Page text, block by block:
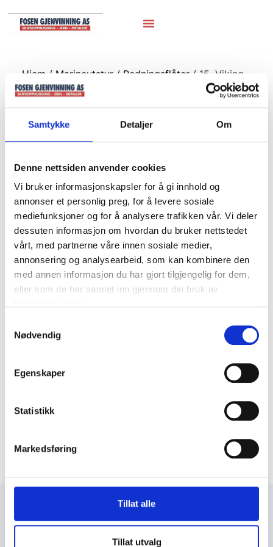
Samtykke Detaljer Om
Denne nettsiden anvender cookies
Vi bruker informasjonskapsler for å gi innhold og
annonser et personlig preg, for å levere sosiale
mediefunksjoner og for å analysere trafikken vår. Vi deler
dessuten informasjon om hvordan du bruker nettstedet
vårt, med partnerne våre innen sosiale medier,
annonsering og analysearbeid, som kan kombinere den
med annen informasjon du har gjort tilgjengelig for dem,
eller som de har samlet inn gjennom din bruk av
Nødvendig
Egenskaper
Statistikk
Markedsføring
Tillat alle
Tillat utvalg
Hjem / Marineutstyr/ Redningsflåter/ 15. Viking
.2015
15. Viking .2015
+47 72 53 44 30